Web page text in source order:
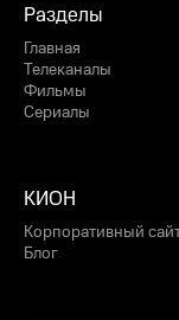
Разделы
Главная
Телеканалы
Фильмы
Сериалы
КИОН
Корпоративный
Блог